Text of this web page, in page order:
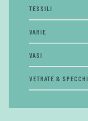
TESSILI
VARIE
VASI
VETRATE & SPECCHI